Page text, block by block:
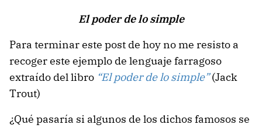
El poder de lo simple
Para terminar este post de hoy no me resisto a
recoger este ejemplo de lenguaje farragoso
extraído del libro “El poder de lo simple” (Jack
Trout)
¿Qué pasaría si algunos de los dichos famosos se